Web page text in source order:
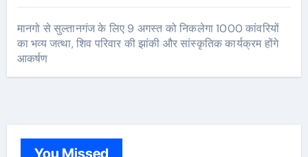
मानगो से सुल्तानगंज के लिए 9 अगस्त को निकलेगा 1000 कांवरियों
का भव्य जत्था, शिव परिवार की झांकी और सांस्कृतिक कार्यक्रम होंगे
आकर्षण
You Missed